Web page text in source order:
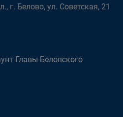
г. Белово, ул. Советская, 21
Главы Беловского